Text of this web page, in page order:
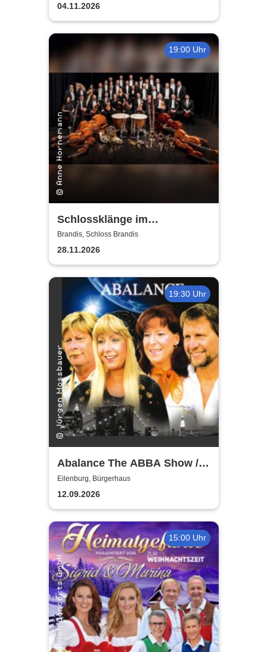
04.11.2026
19:00 Uhr
Schlossklänge im
Kerzenschein -
Adventskonzert
Brandis, Schloss Brandis
28.11.2026
19:30 Uhr
Abalance The ABBA Show /
Revival Show - a tribute to
ABBA
Eilenburg, Bürgerhaus
12.09.2026
15:00 Uhr